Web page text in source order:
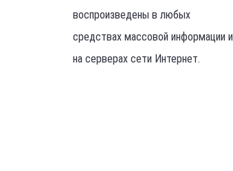
воспроизведены в любых
средствах массовой информации и
на серверах сети Интернет.